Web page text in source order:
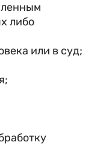
либо
или в суд;